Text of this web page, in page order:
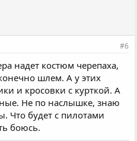
#6
надет костюм черепаха,
шлем. А у этих
и кросовки с курткой. А
Не по наслышке, знаю
Что будет с пилотами
боюсь.